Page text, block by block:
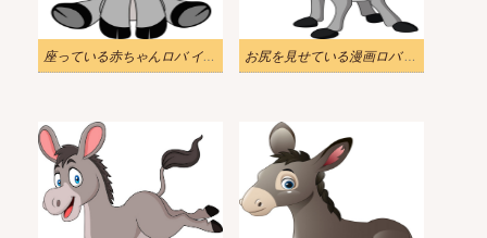
座っている赤ちゃんロバ イラスト お尻を見せている漫画ロバ イラスト